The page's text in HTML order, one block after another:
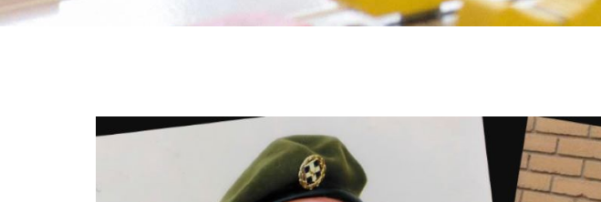
Links
Επικοινωνία